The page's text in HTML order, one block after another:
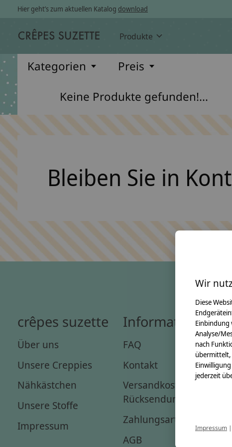
Hier geht’s zum aktuellen Katalog download
Produkte
Kategorien Preis
Keine Produkte gefunden!...
Bleiben Sie in
crêpes suzette
Über uns
Unsere Creppies
Nähkästchen
Unsere Stoffe
Impressum
Informationen
FAQ
Kontakt
Versandkosten &
Rücksendungen
Zahlungsarten
AGB
Wir
Diese
Einbindung
Analyse/
nach
übermittelt,
jederzeit
Impressum |